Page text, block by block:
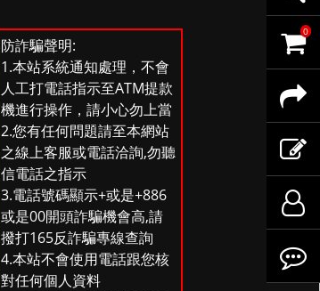
防詐騙聲明:
1.本站系統通知處理，不會
人工打電話指示至ATM提款
機進行操作，請小心勿上當
2.您有任何問題請至本網站
之線上客服或電話洽詢,勿聽
信電話之指示
3.電話號碼顯示+或是+886
或是00開頭詐騙機會高,請
撥打165反詐騙專線查詢
4.本站不會使用電話跟您核
對任何個人資料
錄
訂
單
商
品
物
車
容
0
分
享
Line
查
訂
登
入